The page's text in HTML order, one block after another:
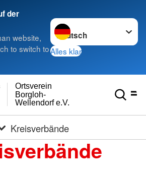
der
website,
to switch to
Sprache wechseln zu
Alles klar
Wellendorf e.V.
Borgloh-
Ortsverein
Kreisverbände